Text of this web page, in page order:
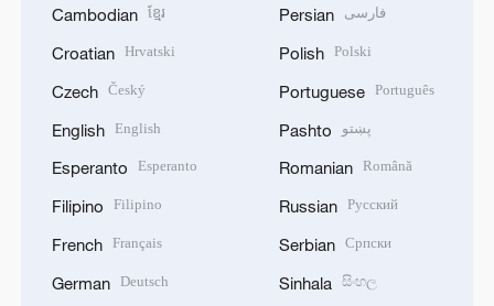
Cambodian ខ្មែរ
Croatian Hrvatski
Czech Český
English English
Esperanto Esperanto
Filipino Filipino
French Français
German Deutsch
Persian فارسی
Polish Polski
Portuguese Português
Pashto پښتو
Romanian Română
Russian Русский
Serbian Српски
Sinhala සිංහල